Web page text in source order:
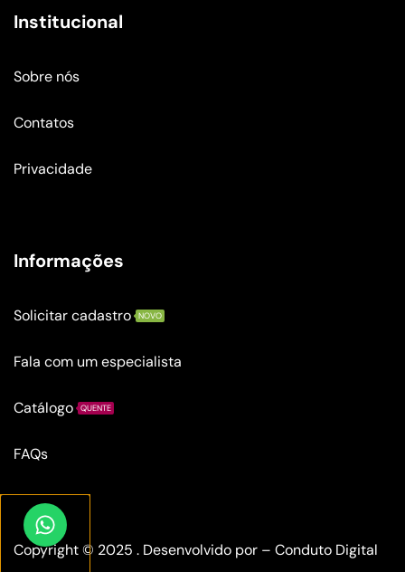
Institucional
Sobre nós
Contatos
Privacidade
Informações
Solicitar cadastro NOVO
Fala com um especialista
Catálogo QUENTE
FAQs
Copyright © 2025 . Desenvolvido por – Conduto Digital